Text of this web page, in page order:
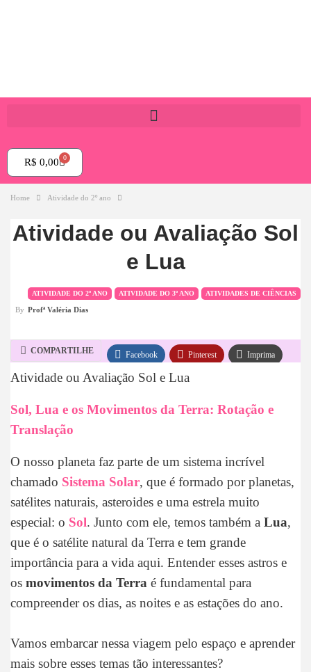
R$ 0,00 0
Home Atividade do 2º ano
Atividade ou Avaliação Sol
e Lua
ATIVIDADE DO 2º ANO ATIVIDADE DO 3º ANO ATIVIDADES DE CIÊNCIAS
By Profª Valéria Dias
COMPARTILHE Facebook Pinterest Imprima
Telegram
Atividade ou Avaliação Sol e Lua
Sol, Lua e os Movimentos da Terra: Rotação e
Translação
O nosso planeta faz parte de um sistema incrível
chamado Sistema Solar, que é formado por planetas,
satélites naturais, asteroides e uma estrela muito
especial: o Sol. Junto com ele, temos também a Lua,
que é o satélite natural da Terra e tem grande
importância para a vida aqui. Entender esses astros e
os movimentos da Terra é fundamental para
compreender os dias, as noites e as estações do ano.
Vamos embarcar nessa viagem pelo espaço e aprender
mais sobre esses temas tão interessantes?